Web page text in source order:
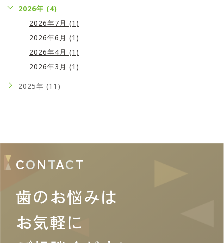
2026年 (4)
2026年7月 (1)
2026年6月 (1)
2026年4月 (1)
2026年3月 (1)
2025年 (11)
CONTACT
歯のお悩みは
お気軽に